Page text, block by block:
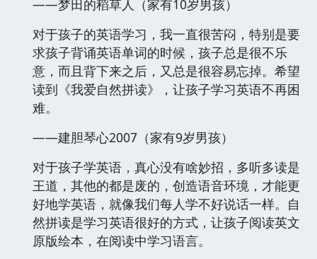
——梦田的稻草人（家有10岁男孩）
对于孩子的英语学习，我一直很苦闷，特别是要
求孩子背诵英语单词的时候，孩子总是很不乐
意，而且背下来之后，又总是很容易忘掉。希望
读到《我爱自然拼读》，让孩子学习英语不再困
难。
——建胆琴心2007（家有9岁男孩）
对于孩子学英语，真心没有啥妙招，多听多读是
王道，其他的都是废的，创造语音环境，才能更
好地学英语，就像我们每人学不好说话一样。自
然拼读是学习英语很好的方式，让孩子阅读英文
原版绘本，在阅读中学习语言。